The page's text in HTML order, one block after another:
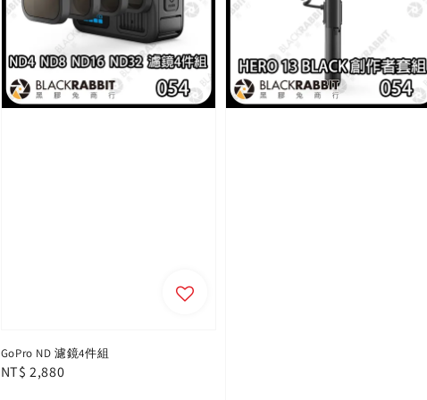
GoPro ND 濾鏡4件組
Regular
NT$ 2,880